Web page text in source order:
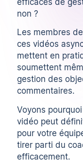
non ?
Les membres
ces vidéos
mettent en
soumettent
gestion des
commentaires.
Voyons
vidéo peut
pour votre
tirer parti du
efficacement.